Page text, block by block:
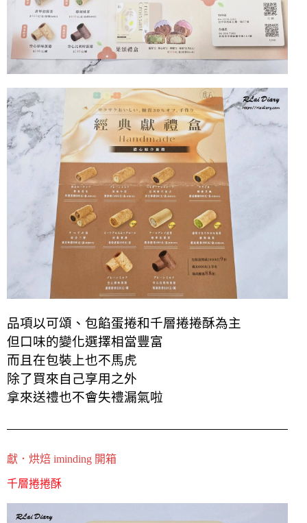
品項以可頌、包餡蛋捲和千層捲捲酥為主
但口味的變化選擇相當豐富
而且在包裝上也不馬虎
除了買來自己享用之外
拿來送禮也不會失禮漏氣啦
獻．烘焙 iminding 開箱
千層捲捲酥